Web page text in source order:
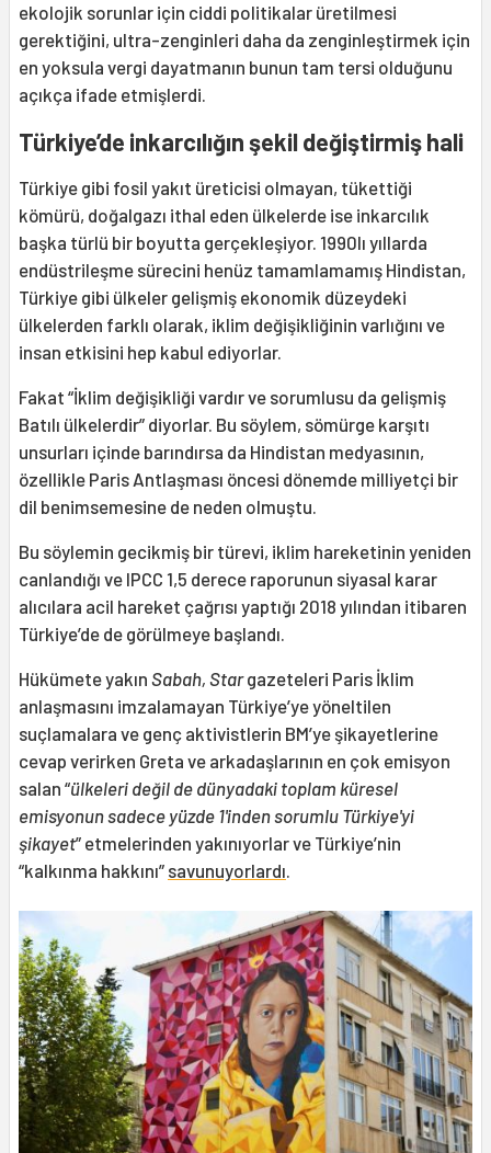
ekolojik sorunlar için ciddi politikalar üretilmesi
gerektiğini, ultra-zenginleri daha da zenginleştirmek için
en yoksula vergi dayatmanın bunun tam tersi olduğunu
açıkça ifade etmişlerdi.
Türkiye’de inkarcılığın şekil değiştirmiş hali
Türkiye gibi fosil yakıt üreticisi olmayan, tükettiği
kömürü, doğalgazı ithal eden ülkelerde ise inkarcılık
başka türlü bir boyutta gerçekleşiyor. 1990lı yıllarda
endüstrileşme sürecini henüz tamamlamamış Hindistan,
Türkiye gibi ülkeler gelişmiş ekonomik düzeydeki
ülkelerden farklı olarak, iklim değişikliğinin varlığını ve
insan etkisini hep kabul ediyorlar.
Fakat “İklim değişikliği vardır ve sorumlusu da gelişmiş
Batılı ülkelerdir” diyorlar. Bu söylem, sömürge karşıtı
unsurları içinde barındırsa da Hindistan medyasının,
özellikle Paris Antlaşması öncesi dönemde milliyetçi bir
dil benimsemesine de neden olmuştu.
Bu söylemin gecikmiş bir türevi, iklim hareketinin yeniden
canlandığı ve IPCC 1,5 derece raporunun siyasal karar
alıcılara acil hareket çağrısı yaptığı 2018 yılından itibaren
Türkiye’de de görülmeye başlandı.
Hükümete yakın Sabah, Stargazeteleri Paris İklim
anlaşmasını imzalamayan Türkiye’ye yöneltilen
suçlamalara ve genç aktivistlerin BM’ye şikayetlerine
cevap verirken Greta ve arkadaşlarının en çok emisyon
salan “ülkeleri değil de dünyadaki toplam küresel
emisyonun sadece yüzde 1'inden sorumlu Türkiye'yi
şikayet” etmelerinden yakınıyorlar ve Türkiye’nin
“kalkınma hakkını” savunuyorlardı.